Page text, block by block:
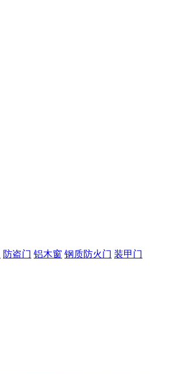
防盗门 铝木窗 钢质防火门 装甲门